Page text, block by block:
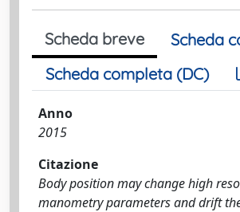
Scheda breve
Scheda
Scheda completa (DC)
Anno
2015
Citazione
Body position may change high
manometry parameters and drift